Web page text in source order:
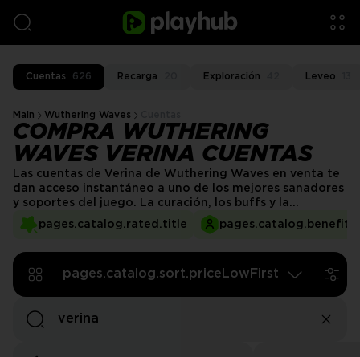
Cuentas 626 Recarga Exploración Leveo
Main Wuthering Waves
COMPRA WUTHERING
WAVES VERINA CUENTAS
pages.catalog.rated.title
Las cuentas de Verina de Wuthering Waves en venta te
dan acceso instantáneo a uno de los mejores sanadores
y soportes del juego. La curación, los buffs y la
recuperación del equipo de Verina la hacen crucial en
batallas difíciles. Compra una cuenta de Wuthering
primer nivel desde el principio.
pages.catalog.sort.priceLowFirst